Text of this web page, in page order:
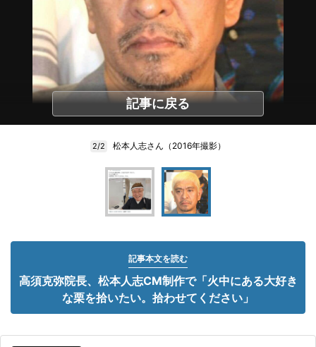
記事に戻る
2/2 松本人志さん（2016年撮影）
記事本文を読む
高須克弥院長、松本人志CM制作で「火中にある大好き
な栗を拾いたい。拾わせてください」